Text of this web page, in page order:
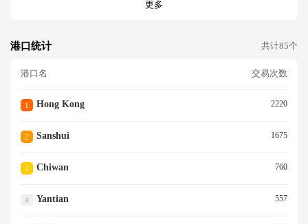
更多
港口统计 共计85个
港口名 交易次数
1 Hong Kong 2220
2 Sanshui 1675
3 Chiwan 760
4 Yantian 557